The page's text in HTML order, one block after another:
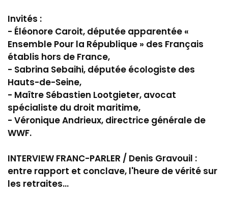
Invités :
- Éléonore Caroit, députée apparentée «
Ensemble Pour la République » des Français
établis hors de France,
- Sabrina Sebaihi, députée écologiste des
Hauts-de-Seine,
- Maître Sébastien Lootgieter, avocat
spécialiste du droit maritime,
- Véronique Andrieux, directrice générale de
WWF.
INTERVIEW FRANC-PARLER / Denis Gravouil :
entre rapport et conclave, l'heure de vérité sur
les retraites...